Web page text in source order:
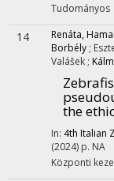
Tudományos
14 Renáta,
Borbély ;
Valášek ;
the
In: 4th Italian
(2024) p. NA
Központi